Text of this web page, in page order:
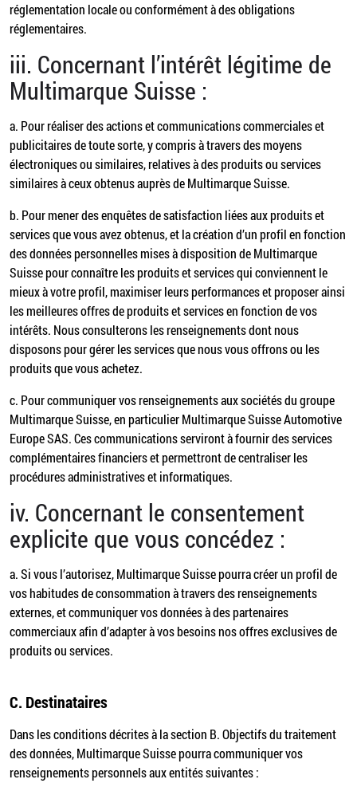
réglementation locale ou conformément à des obligations
réglementaires.
iii. Concernant l’intérêt légitime de
Multimarque Suisse :
a. Pour réaliser des actions et communications commerciales et
publicitaires de toute sorte, y compris à travers des moyens
électroniques ou similaires, relatives à des produits ou services
similaires à ceux obtenus auprès de Multimarque Suisse.
b. Pour mener des enquêtes de satisfaction liées aux produits et
services que vous avez obtenus, et la création d’un profil en fonction
des données personnelles mises à disposition de Multimarque
Suisse pour connaître les produits et services qui conviennent le
mieux à votre profil, maximiser leurs performances et proposer ainsi
les meilleures offres de produits et services en fonction de vos
intérêts. Nous consulterons les renseignements dont nous
disposons pour gérer les services que nous vous offrons ou les
produits que vous achetez.
c. Pour communiquer vos renseignements aux sociétés du groupe
Multimarque Suisse, en particulier Multimarque Suisse Automotive
Europe SAS. Ces communications serviront à fournir des services
complémentaires financiers et permettront de centraliser les
procédures administratives et informatiques.
iv. Concernant le consentement
explicite que vous concédez :
a. Si vous l’autorisez, Multimarque Suisse pourra créer un profil de
vos habitudes de consommation à travers des renseignements
externes, et communiquer vos données à des partenaires
commerciaux afin d’adapter à vos besoins nos offres exclusives de
produits ou services.
C. Destinataires
Dans les conditions décrites à la section B. Objectifs du traitement
des données, Multimarque Suisse pourra communiquer vos
renseignements personnels aux entités suivantes :